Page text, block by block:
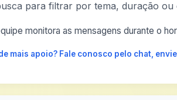
para filtrar por tema, duração
monitora as mensagens durante o
mais apoio? Fale conosco pelo chat,